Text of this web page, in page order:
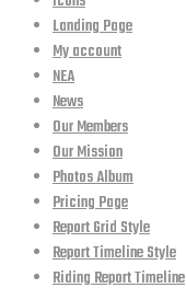
Landing Page
My account
NEA
News
Our Members
Our Mission
Photos Album
Pricing Page
Report Grid Style
Report Timeline Style
Riding Report Timeline